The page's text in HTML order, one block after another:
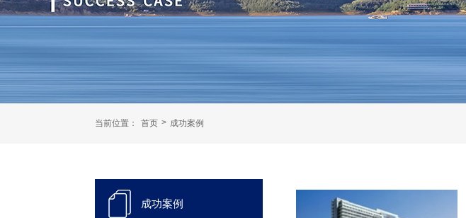
当前位置： 首页 > 成功案例
成功案例